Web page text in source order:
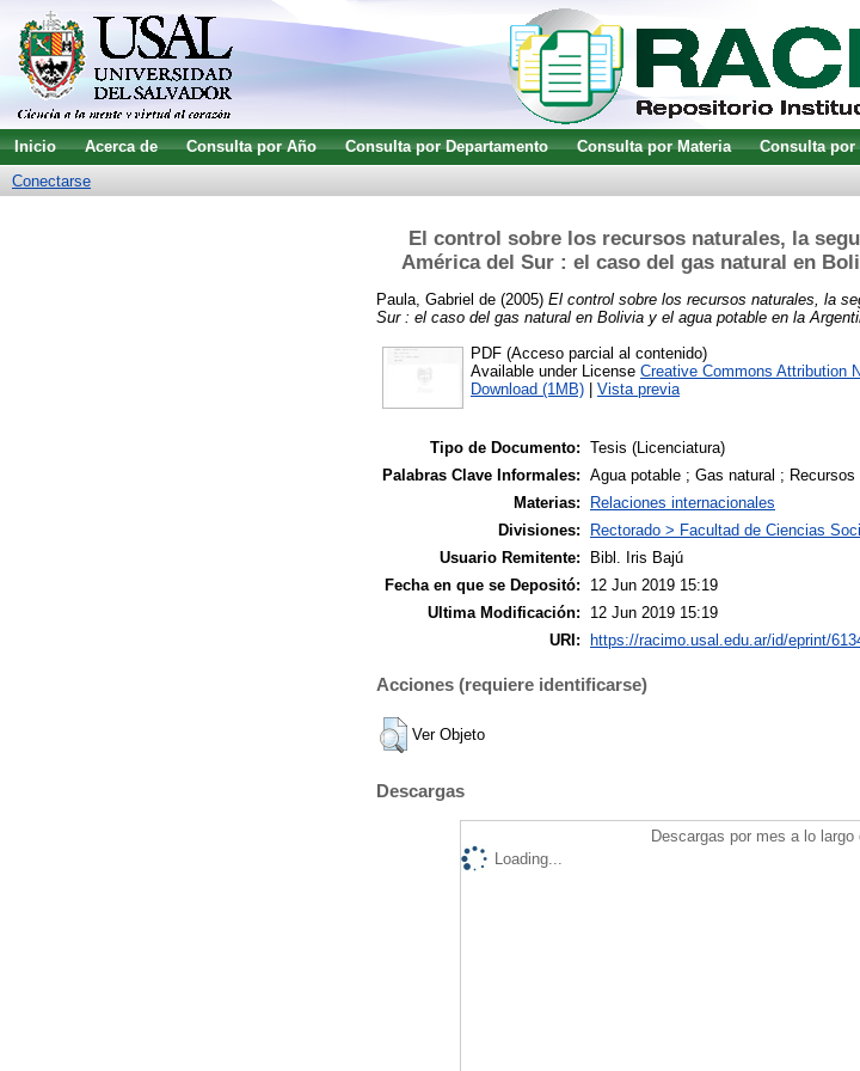
Inicio Acerca de Consulta por Año Consulta por Departamento Consulta por Materia Consulta por
Conectarse
El control sobre los recursos naturales, la
América del Sur : el caso del gas natural en
Paula, Gabriel de (2005) El control sobre los recursos naturales, la
Sur : el caso del gas natural en Bolivia y el agua potable en la
PDF (Acceso parcial al contenido)
Available under License Creative Commons Attribution
Download (1MB)
Vista previa
Tipo de Documento: Tesis (Licenciatura)
Palabras Clave Informales: Agua potable ; Gas natural ; Recursos
Materias:
Relaciones internacionales
Divisiones:
Rectorado > Facultad de Ciencias
Usuario Remitente:
Bibl. Iris Bajú
Fecha en que se Depositó:
12 Jun 2019 15:19
Ultima Modificación:
12 Jun 2019 15:19
URI:
https://racimo.usal.edu.ar/id/eprint/
Acciones (requiere identificarse)
Ver Objeto
Descargas
Descargas por mes a lo largo
Loading...